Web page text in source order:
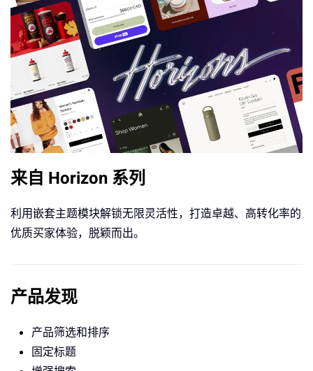
来自 Horizon 系列
利用嵌套主题模块解锁无限灵活性，打造卓越、高转化率的
优质买家体验，脱颖而出。
产品发现
产品筛选和排序
固定标题